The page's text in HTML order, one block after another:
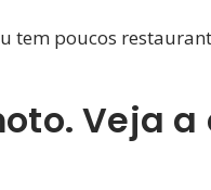
tem poucos
Veja a